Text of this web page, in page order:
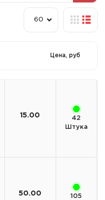
Цена, руб
15.00
42
Штука
50.00
105